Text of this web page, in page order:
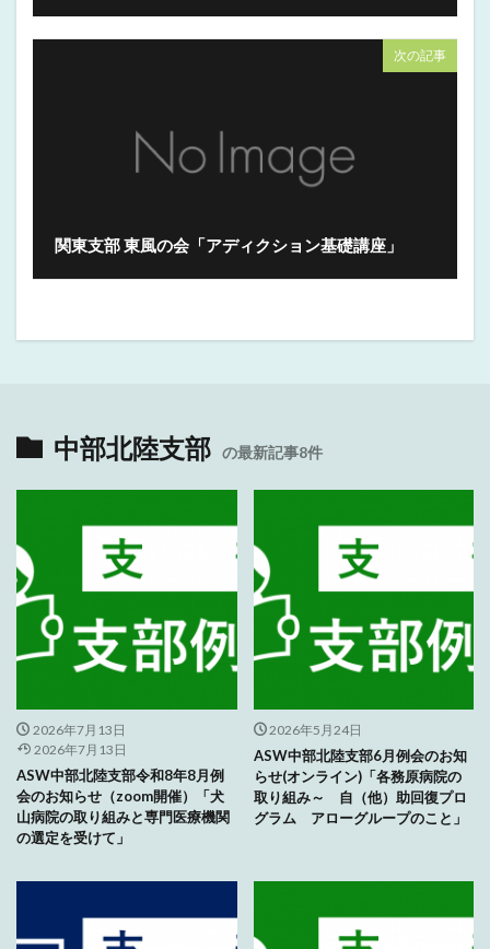
次の記事
関東支部 東風の会「アディクション基礎講座」
中部北陸支部 の最新記事8件
2026年7月13日
2026年7月13日
ASW中部北陸支部令和8年8月例
会のお知らせ（zoom開催）「犬
山病院の取り組みと専門医療機関
の選定を受けて」
2026年5月24日
ASW中部北陸支部6月例会のお知
らせ(オンライン)「各務原病院の
取り組み～ 自（他）助回復プロ
グラム アローグループのこと」